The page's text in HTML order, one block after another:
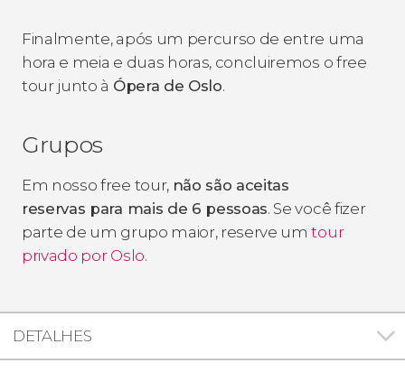
Finalmente, após um percurso de entre uma
hora e meia e duas horas, concluiremos o free
tour junto à Ópera de Oslo.
Grupos
Em nosso free tour, não são aceitas
reservas para mais de 6 pessoas. Se você fizer
parte de um grupo maior, reserve um tour
privado por Oslo.
DETALHES